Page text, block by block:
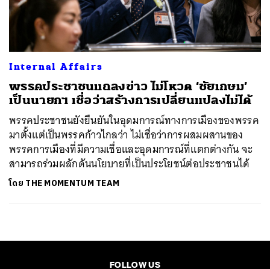
Internal Affairs
พรรคประชาชนแถลงข่าว ไม่โหวต ‘ชัยเกษม’
เป็นนายกฯ เชื่อว่าสร้างการเปลี่ยนแปลงไม่ได้
พรรคประชาชนยังยืนยันในอุดมการณ์ทางการเมืองของพรรค
มาตั้งแต่เป็นพรรคก้าวไกลว่า ไม่เชื่อว่าการผสมผสานของ
พรรคการเมืองที่มีความเชื่อและอุดมการณ์ที่แตกต่างกัน จะ
สามารถร่วมผลักดันนโยบายที่เป็นประโยชน์ต่อประชาชนได้
โดย THE MOMENTUM TEAM
FOLLOW US
SHARE TWEET LINE EMAIL